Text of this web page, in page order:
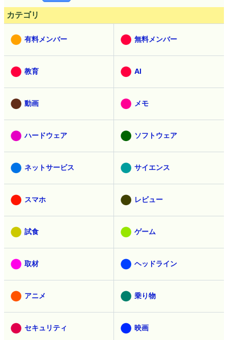
カテゴリ
有料メンバー 無料メンバー
教育 AI
動画 メモ
ハードウェア ソフトウェア
ネットサービス サイエンス
スマホ レビュー
試食 ゲーム
取材 ヘッドライン
アニメ 乗り物
セキュリティ 映画